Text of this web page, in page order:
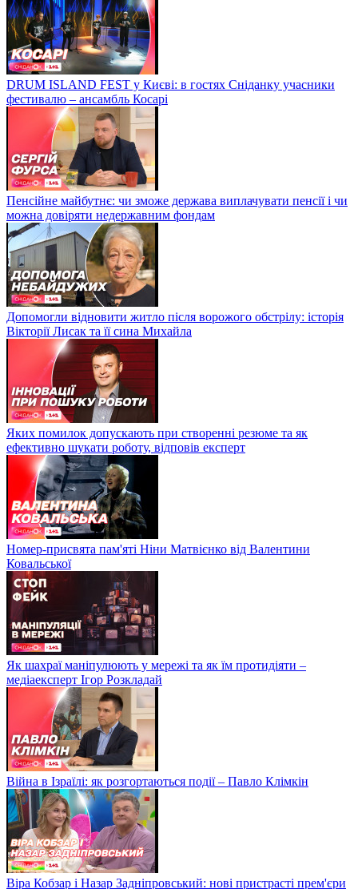
DRUM ISLAND FEST у Києві: в гостях Сніданку учасники
фестивалю – ансамбль Косарі
Пенсійне майбутнє: чи зможе держава виплачувати пенсії і чи
можна довіряти недержавним фондам
Допомогли відновити житло після ворожого обстрілу: історія
Вікторії Лисак та її сина Михайла
Яких помилок допускають при створенні резюме та як
ефективно шукати роботу, відповів експерт
Номер-присвята пам'яті Ніни Матвієнко від Валентини
Ковальської
Як шахраї маніпулюють у мережі та як їм протидіяти –
медіаексперт Ігор Розкладай
Війна в Ізраїлі: як розгортаються події – Павло Клімкін
Віра Кобзар і Назар Задніпровський: нові пристрасті прем'єри